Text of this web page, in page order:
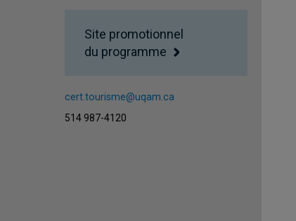
Site promotionnel
du programme
cert.tourisme@uqam.ca
514 987-4120